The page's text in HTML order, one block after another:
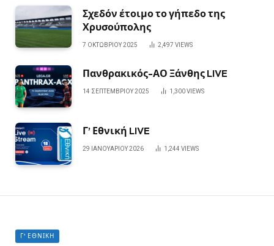
Σχεδόν έτοιμο το γήπεδο της
Χρυσούπολης
7 ΟΚΤΩΒΡΊΟΥ 2025 2,497 VIEWS
Πανθρακικός-ΑΟ Ξάνθης LIVE
14 ΣΕΠΤΕΜΒΡΊΟΥ 2025 1,300VIEWS
Γ’ Εθνική LIVE
29 ΙΑΝΟΥΑΡΊΟΥ 2026 1,244 VIEWS
Γ' ΕΘΝΙΚΉ